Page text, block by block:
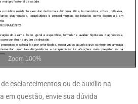
Zoom 100%
esclarecimentos ou de auxílio na
em questão, envie sua dúvida